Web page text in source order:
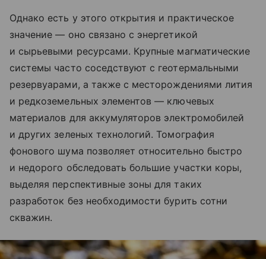
Однако есть у этого открытия и практическое
значение — оно связано с энергетикой
и сырьевыми ресурсами. Крупные магматические
системы часто соседствуют с геотермальными
резервуарами, а также с месторождениями лития
и редкоземельных элементов — ключевых
материалов для аккумуляторов электромобилей
и других зеленых технологий. Томография
фонового шума позволяет относительно быстро
и недорого обследовать большие участки коры,
выделяя перспективные зоны для таких
разработок без необходимости бурить сотни
скважин.